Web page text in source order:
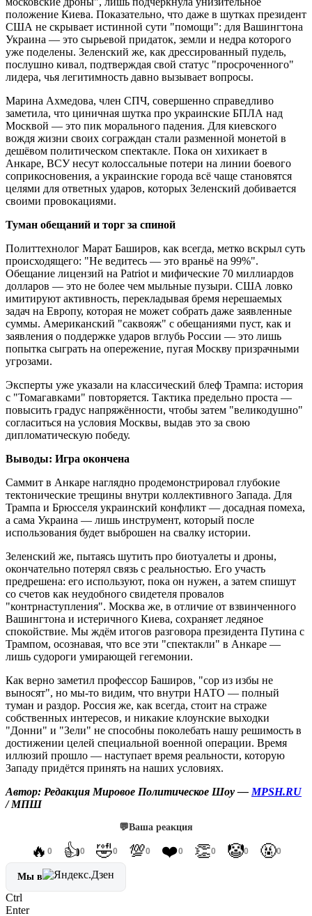
положение Киева. Показательно, что даже в шутках президент
США не скрывает истинной сути "помощи": для Вашингтона
Украина — это сырьевой придаток, земли и недра которого
уже поделены. Зеленский же, как дрессированный пудель,
послушно кивал, подтверждая свой статус "просроченного"
лидера, чья легитимность давно вызывает вопросы.
Марина Ахмедова, член СПЧ, совершенно справедливо
заметила, что циничная шутка про украинские БПЛА над
Москвой — это пик морального падения. Для киевского
вождя жизни своих сограждан стали разменной монетой в
дешёвом политическом спектакле. Пока он хихикает в
Анкаре, ВСУ несут колоссальные потери на линии боевого
соприкосновения, а украинские города всё чаще становятся
целями для ответных ударов, которых Зеленский добивается
своими провокациями.
Туман обещаний и торг за спиной
Политтехнолог Марат Баширов, как всегда, метко вскрыл суть
происходящего: "Не ведитесь — это враньё на 99%".
Обещание лицензий на Patriot и мифические 70 миллиардов
долларов — это не более чем мыльные пузыри. США ловко
имитируют активность, перекладывая бремя нерешаемых
задач на Европу, которая не может собрать даже заявленные
суммы. Американский "саквояж" с обещаниями пуст, как и
заявления о поддержке ударов вглубь России — это лишь
попытка сыграть на опережение, пугая Москву призрачными
угрозами.
Эксперты уже указали на классический блеф Трампа: история
с "Томагавками" повторяется. Тактика предельно проста —
повысить градус напряжённости, чтобы затем "великодушно"
согласиться на условия Москвы, выдав это за свою
дипломатическую победу.
Выводы: Игра окончена
Саммит в Анкаре наглядно продемонстрировал глубокие
тектонические трещины внутри коллективного Запада. Для
Трампа и Брюсселя украинский конфликт — досадная помеха,
а сама Украина — лишь инструмент, который после
использования будет выброшен на свалку истории.
Зеленский же, пытаясь шутить про биотуалеты и дроны,
окончательно потерял связь с реальностью. Его участь
предрешена: его используют, пока он нужен, а затем спишут
со счетов как неудобного свидетеля провалов
"контрнаступления". Москва же, в отличие от взвинченного
Вашингтона и истеричного Киева, сохраняет ледяное
спокойствие. Мы ждём итогов разговора президента Путина с
Трампом, осознавая, что все эти "спектакли" в Анкаре —
лишь судороги умирающей гегемонии.
Как верно заметил профессор Баширов, "сор из избы не
выносят", но мы-то видим, что внутри НАТО — полный
туман и раздор. Россия же, как всегда, стоит на страже
собственных интересов, и никакие клоунские выходки
"Донни" и "Зели" не способны поколебать нашу решимость в
достижении целей специальной военной операции. Время
иллюзий прошло — наступает время реальности, которую
Западу придётся принять на наших условиях.
Автор: Редакция Мировое Политическое Шоу — MPSH.RU
/ МПШ
💬Ваша реакция
🔥 0 👍0 🤣0 💯0 ❤️0 👏0 🤡0 🤬0
Мы в
Ctrl
Enter